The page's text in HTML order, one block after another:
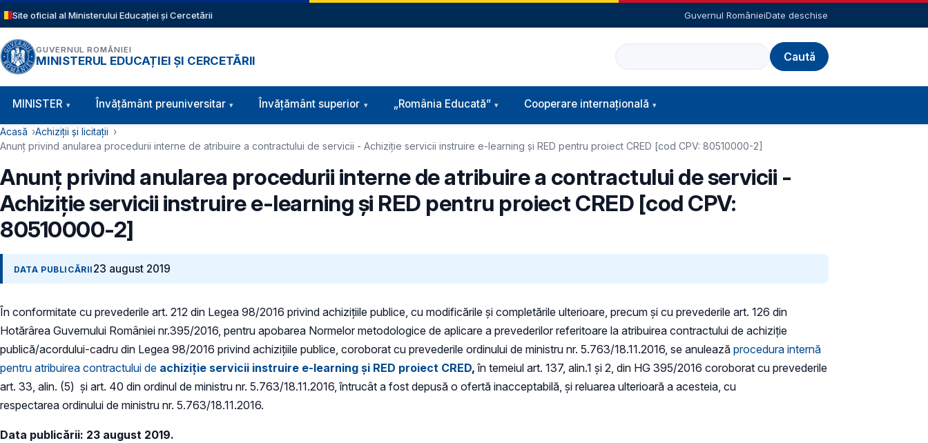
Sari la conținutul principal
Site oficial al Ministerului Educației și Cercetării Guvernul RomânieiDate deschise
GUVERNUL ROMÂNIEI
MINISTERUL EDUCAȚIEI ȘI CERCETĂRII
Caută
Navigație principală
MINISTER Învăţământ preuniversitar Învățământ superior „România Educată” Cooperare internațională
Cale de navigare
Acasă
Achiziții și licitații
Anunț privind anularea procedurii interne de atribuire a contractului de servicii - Achiziție servicii instruire e-learning și RED pentru proiect CRED [cod CPV: 80510000-2]
Anunț privind anularea procedurii interne de atribuire a contractului de servicii -
Achiziție servicii instruire e-learning și RED pentru proiect CRED [cod CPV:
80510000-2]
DATA PUBLICĂRII 23 august 2019
În conformitate cu prevederile art. 212 din Legea 98/2016 privind achizițiile publice, cu modificările și completările ulterioare, precum și cu prevederile art. 126 din
Hotărârea Guvernului României nr.395/2016, pentru apobarea Normelor metodologice de aplicare a prevederilor referitoare la atribuirea contractului de achiziție
publică/acordului-cadru din Legea 98/2016 privind achizițiile publice, coroborat cu prevederile ordinului de ministru nr. 5.763/18.11.2016, se anulează procedura internă
pentru atribuirea contractului de achiziție servicii instruire e-learning și RED proiect CRED,în temeiul art. 137, alin.1 și 2, din HG 395/2016 coroborat cu prevederile
art. 33, alin. (5) și art. 40 din ordinul de ministru nr. 5.763/18.11.2016, întrucât a fost depusă o ofertă inacceptabilă, și reluarea ulterioară a acesteia, cu
respectarea ordinului de ministru nr. 5.763/18.11.2016.
Data publicării: 23 august 2019.